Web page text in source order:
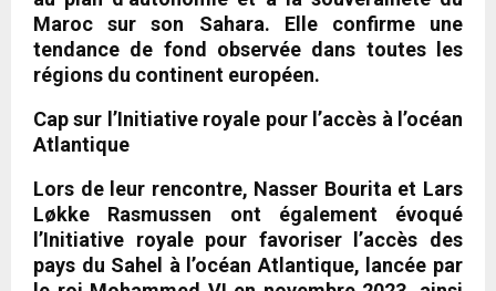
Maroc sur son Sahara. Elle confirme une
tendance de fond observée dans toutes les
régions du continent européen.
Cap sur l’Initiative royale pour l’accès à l’océan
Atlantique
Lors de leur rencontre, Nasser Bourita et Lars
Løkke Rasmussen ont également évoqué
l’Initiative royale pour favoriser l’accès des
pays du Sahel à l’océan Atlantique, lancée par